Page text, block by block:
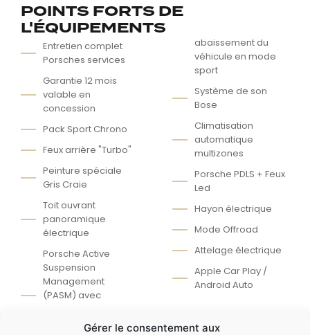
Gérer le consentement aux
POINTS FORTS DE
L'ÉQUIPEMENTS
Entretien complet
Porsches services
Garantie 12 mois
valable en
concession
Pack Sport Chrono
Feux arrière "Turbo"
Peinture spéciale
Gris Craie
Toit ouvrant
panoramique
électrique
Porsche Active
Suspension
Management
(PASM) avec
abaissement du
véhicule en mode
sport
Système de son
Bose
Climatisation
automatique
multizones
Porsche PDLS + Feux
Led
Hayon électrique
Mode Offroad
Attelage électrique
Apple Car Play /
Android Auto